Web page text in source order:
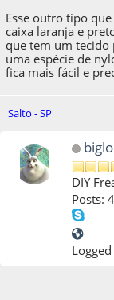
Esse outro tipo
caixa laranja e
que tem um tecido
uma espécie de
fica mais fácil e
Salto - SP
DIY
Posts:
Logged